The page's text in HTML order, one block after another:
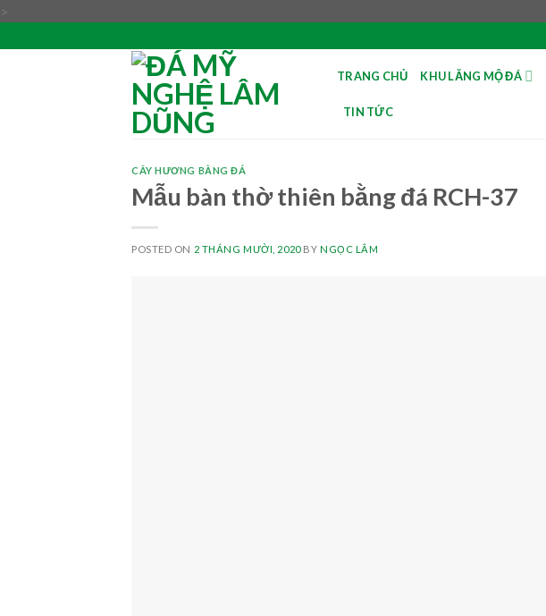
>
content
TRANG CHỦ KHU LĂNG MỘ ĐÁ
TIN TỨC
CÂY HƯƠNG BẰNG ĐÁ
Mẫu bàn thờ thiên bằng đá RCH-37
POSTED ON 2 THÁNG MƯỜI, 2020BY NGỌC LÂM